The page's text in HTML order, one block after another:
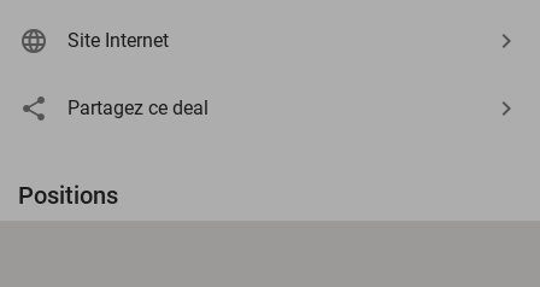
Site Internet
Partagez ce deal
Positions